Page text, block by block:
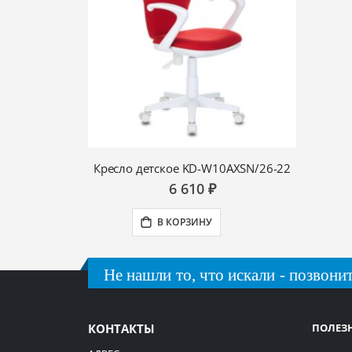
Кресло детское KD-W10AXSN/26-22
6 610 ₽
В КОРЗИНУ
Не нашли то, что искали -
КОНТАКТЫ